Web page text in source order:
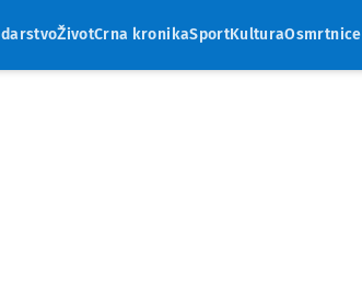
ŽivotCrna kronikaSportKulturaOsmrtnice